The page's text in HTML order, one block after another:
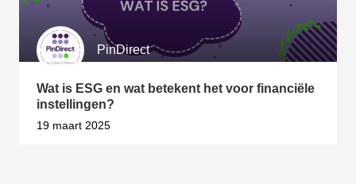
PinDirect
Wat is ESG en wat betekent het voor financiële
instellingen?
19 maart 2025